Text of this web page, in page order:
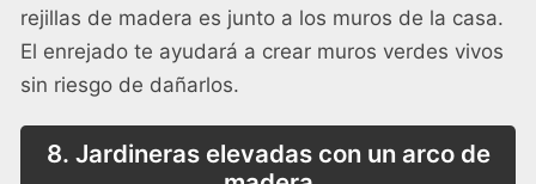
rejillas de madera es junto a los muros de la casa.
El enrejado te ayudará a crear muros verdes vivos
sin riesgo de dañarlos.
8. Jardineras elevadas con un arco de